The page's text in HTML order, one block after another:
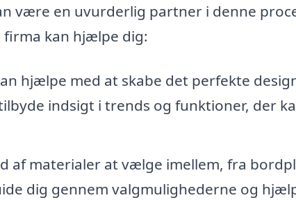
være en uvurderlig partner i denne
firma kan hjælpe dig:
hjælpe med at skabe det perfekte
indsigt i trends og funktioner, der
af materialer at vælge imellem, fra
dig gennem valgmulighederne og